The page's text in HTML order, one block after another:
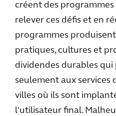
créent des
relever ces défis et en
programmes
pratiques, cultures et
dividendes durables
seulement aux services
villes où ils sont
l'utilisateur final.